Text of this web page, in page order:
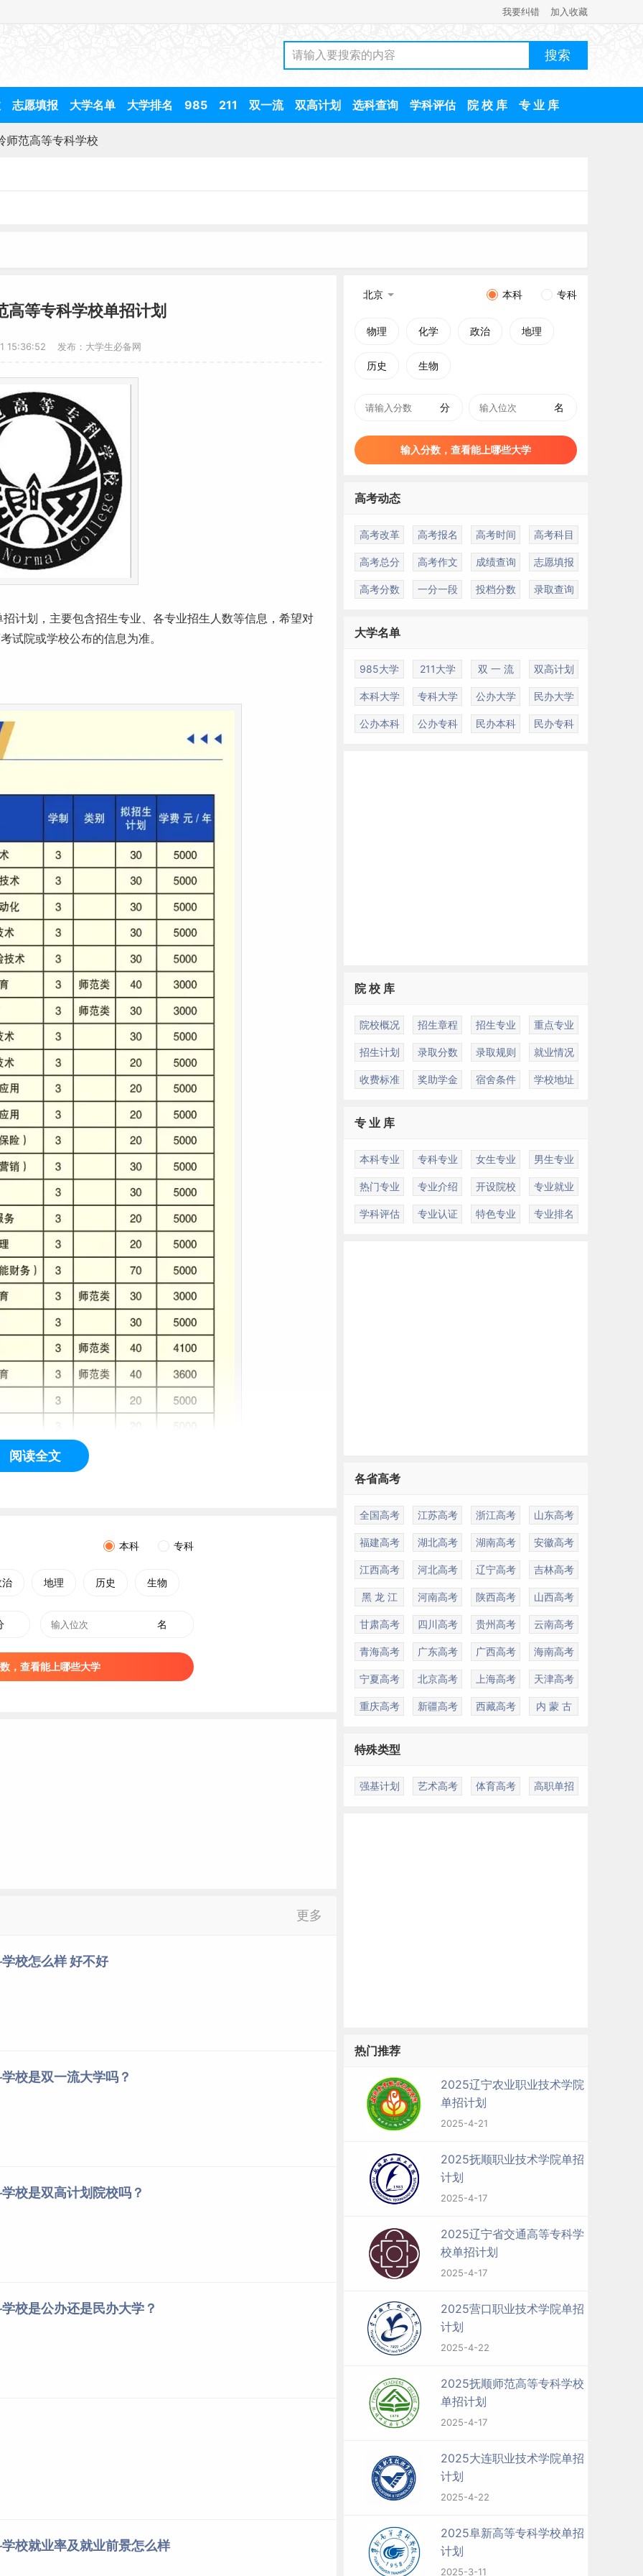
我要纠错 加入收藏
志愿填报 大学名单 大学排名 985 211 双一流 双高计划 选科查询 学科评估 院 校 库 专 业 库
师范高等专科学校
等专科学校单招计划
15:36:52 发布：大学生必备网
招计划，主要包含招生专业、各专业招生人数等信息，希望对
试院或学校公布的信息为准。
的简易师范，1949年3月归属铁岭联合中学师范部，1950年3
大学铁岭师专班，1979年4月更名为辽宁师范学院铁岭分
阅读全文
本科 专科
治 地理 历史 生物
名
，查看能上哪些大学
更多
校怎么样 好不好
校是双一流大学吗？
校是双高计划院校吗？
校是公办还是民办大学？
校就业率及就业前景怎么样
北京 本科 专科
物理 化学 政治 地理
历史 生物
分 名
输入分数，查看能上哪些大学
高考动态
高考改革 高考报名 高考时间 高考科目
高考总分 高考作文 成绩查询 志愿填报
高考分数 一分一段 投档分数 录取查询
大学名单
985大学 211大学 双 一 流 双高计划
本科大学 专科大学 公办大学 民办大学
公办本科 公办专科 民办本科 民办专科
院 校 库
院校概况 招生章程 招生专业 重点专业
招生计划 录取分数 录取规则 就业情况
收费标准 奖助学金 宿舍条件 学校地址
专 业 库
本科专业 专科专业 女生专业 男生专业
热门专业 专业介绍 开设院校 专业就业
学科评估 专业认证 特色专业 专业排名
各省高考
全国高考 江苏高考 浙江高考 山东高考
福建高考 湖北高考 湖南高考 安徽高考
江西高考 河北高考 辽宁高考 吉林高考
黑 龙 江 河南高考 陕西高考 山西高考
甘肃高考 四川高考 贵州高考 云南高考
青海高考 广东高考 广西高考 海南高考
宁夏高考 北京高考 上海高考 天津高考
重庆高考 新疆高考 西藏高考 内 蒙 古
特殊类型
强基计划 艺术高考 体育高考 高职单招
热门推荐
2025辽宁农业职业技术学院
单招计划
2025-4-21
2025抚顺职业技术学院单招
计划
2025-4-17
2025辽宁省交通高等专科学
校单招计划
2025-4-17
2025营口职业技术学院单招
计划
2025-4-22
2025抚顺师范高等专科学校
单招计划
2025-4-17
2025大连职业技术学院单招
计划
2025-4-22
2025阜新高等专科学校单招
计划
2025-3-11